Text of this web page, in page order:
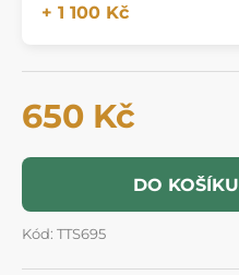
+ 1 100 Kč
650 Kč
DO KOŠÍKU
Kód: TTS695